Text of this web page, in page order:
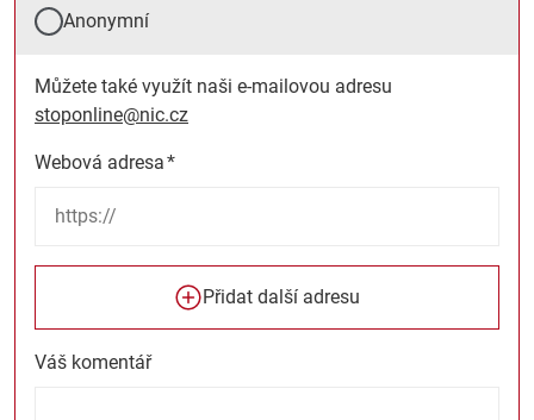
Anonymní
Můžete také využít naši e-mailovou adresu
stoponline@nic.cz
Webová adresa*
Přidat další adresu
Váš komentář